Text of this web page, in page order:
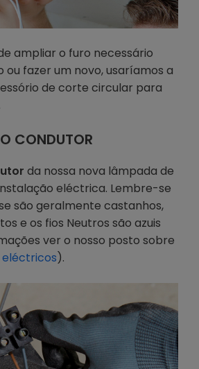
ampliar o furo necessário
ou fazer um novo, usaríamos a
de corte circular para
CONDUTOR
da nossa nova lâmpada de
eléctrica. Lembre-se
são geralmente castanhos,
e os fios Neutros são azuis
ver o nosso posto sobre
eléctricos).